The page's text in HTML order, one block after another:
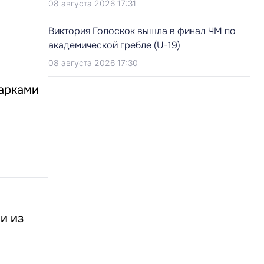
из
08 августа 2026 17:31
Виктория Голоскок вышла в финал ЧМ по
академической гребле (U-19)
08 августа 2026 17:30